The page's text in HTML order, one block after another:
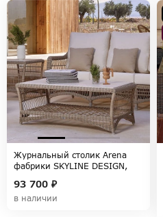
Журнальный столик Arena
фабрики SKYLINE DESIGN,
93 700 ₽
в наличии